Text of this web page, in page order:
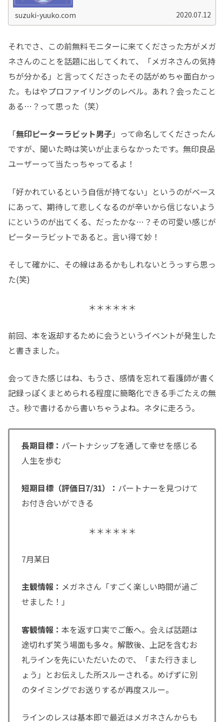
suzuki-yuuko.com 2020.07.12
それでさ、この前無料モニターに来てくださった方がメガ
ネさんのことを話題に出してくれて、「メガネさんの気持
ちが分かる」と言ってくださったその話がめちゃ面白かっ
た。もはやプロファイリングのレベル。あれ？会ったこと
ある…？って思った（笑）
「無印ピーターラビット男子」って命名してくださったん
ですが、聞いた時は笑いが止まらなかったです。無印良品
ユーザーって当たっちゃってるよ！
「好かれているという自信が持てない」というのがベース
にあって、期待して悲しくなるのが辛いから信じないよう
にというのが出てくる、だったかな…？その可愛い感じが
ピーターラビットであると。言い得て妙！
そして確かに、その線はあるかもしれないとうっすら思っ
た(笑)
＊＊＊＊＊＊
前回、本を返却するために会うというイベントが発生した
と書きました。
会ってきた感じはね、もうさ、感情を忘れて看護師が書く
記録っぽくまとめられる程度に簡略化できる手ごたえの無
さ。秒で書けるから書いちゃうよね。ネタに走ろう。
長期目標： パートナシップを通して幸せを感じる
人生を歩む
短期目標（評価日7/31）： パートナーを見つけて
お付き合いができる
＊＊＊＊＊＊
7月某日
主観情報： メガネさん「すごく楽しい時間が過ご
せました！」
客観情報： 本を返す口実でご飯へ。会えば話題は
途切れず笑う場面も多々。解散後、上記を含むお
礼ラインを先にいただいたので、「また行きまし
ょう」とお伝えした所スルーされる。めげずに別
のタイミングでお送りするが再度スルー。
ラインのレスは基本即で最近はメガネさんからも